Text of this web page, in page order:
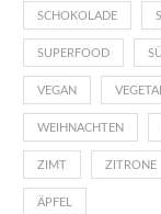
SCHOKOLADE
SUPERFOOD
VEGAN
WEIHNACHTEN
ZIMT ZITRONE
ÄPFEL